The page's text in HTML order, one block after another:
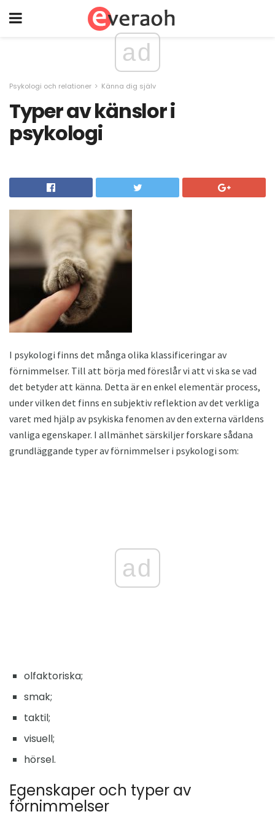
ad
Psykologi och relationer Känna dig själv
Typer av känslor i
psykologi
I psykologi finns det många olika klassificeringar av
förnimmelser. Till att börja med föreslår vi att vi ska se vad
det betyder att känna. Detta är en enkel elementär process,
under vilken det finns en subjektiv reflektion av det verkliga
varet med hjälp av psykiska fenomen av den externa världens
vanliga egenskaper. I allmänhet särskiljer forskare sådana
grundläggande typer av förnimmelser i psykologi som:
ad
olfaktoriska;
smak;
taktil;
visuell;
hörsel.
Egenskaper och typer av
förnimmelser